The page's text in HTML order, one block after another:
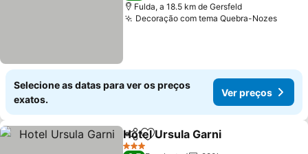
Fulda, a 18.5 km de Gersfeld
Decoração com tema Quebra-NozesVer
Selecione as datas para ver os preços
exatos.
Ver preços
PartilharAdicionar aos favoritos
Hotel Ursula Garni
3 Estrelas